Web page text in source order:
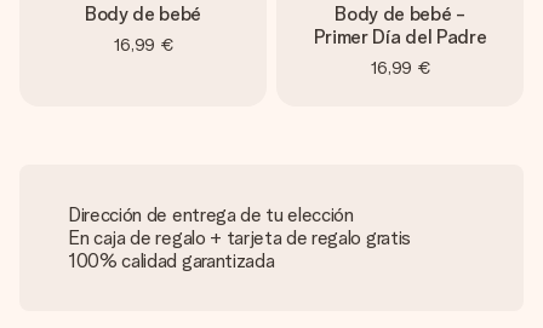
Body de bebé
16,99 €
Body de bebé -
Primer Día del Padre
16,99 €
Dirección de entrega de tu elección
En caja de regalo + tarjeta de regalo gratis
100% calidad garantizada